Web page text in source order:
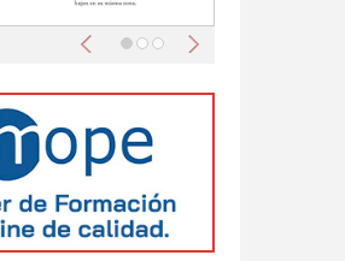
Anterior Siguiente